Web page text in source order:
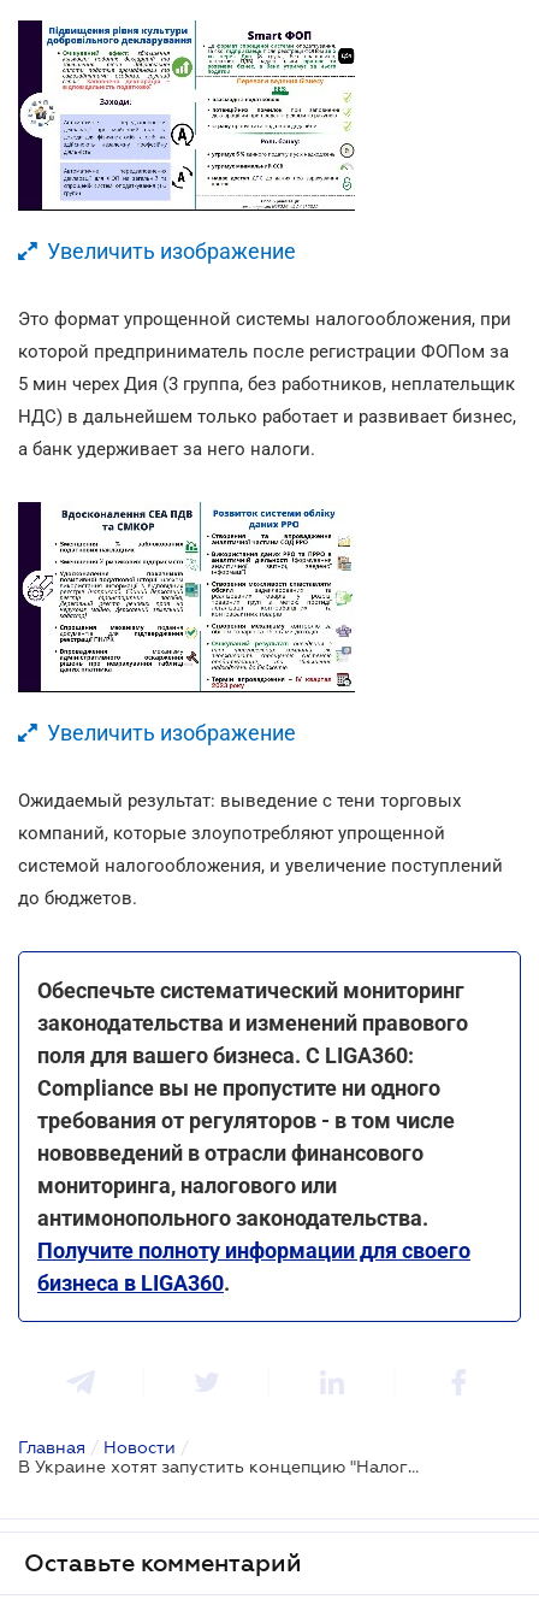
Увеличить изображение
Это формат упрощенной системы налогообложения, при
которой предприниматель после регистрации ФОПом за
5 мин черех Дия (3 группа, без работников, неплательщик
НДС) в дальнейшем только работает и развивает бизнес,
а банк удерживает за него налоги.
Увеличить изображение
Ожидаемый результат: выведение с тени торговых
компаний, которые злоупотребляют упрощенной
системой налогообложения, и увеличение поступлений
до бюджетов.
Обеспечьте систематический мониторинг
законодательства и изменений правового
поля для вашего бизнеса. С LIGA360:
Compliance вы не пропустите ни одного
требования от регуляторов - в том числе
нововведений в отрасли финансового
мониторинга, налогового или
антимонопольного законодательства.
Получите полноту информации для своего
бизнеса в LIGA360.
Главная / Новости /
В Украине хотят запустить концепцию "Налоговая в смартфоне"
Оставьте комментарий